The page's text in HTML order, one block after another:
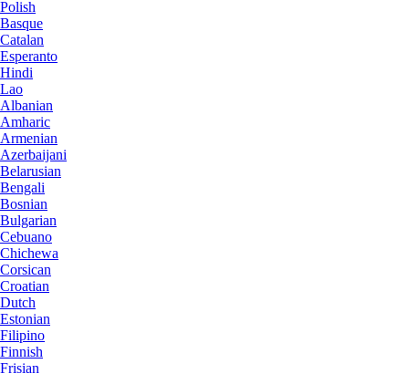
Polish
Basque
Catalan
Esperanto
Hindi
Lao
Albanian
Amharic
Armenian
Azerbaijani
Belarusian
Bengali
Bosnian
Bulgarian
Cebuano
Chichewa
Corsican
Croatian
Dutch
Estonian
Filipino
Finnish
Frisian